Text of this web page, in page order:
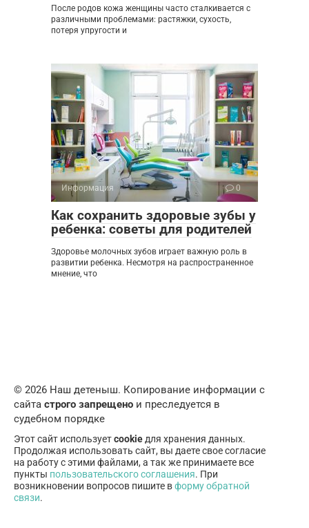
После родов кожа женщины часто сталкивается с
различными проблемами: растяжки, сухость,
потеря упругости и
Информация 0
Как сохранить здоровые зубы у
ребенка: советы для родителей
Здоровье молочных зубов играет важную роль в
развитии ребенка. Несмотря на распространенное
мнение, что
© 2026 Наш детеныш. Копирование информации с
сайта строго запрещено и преследуется в
судебном порядке
Этот сайт используетcookie для хранения данных.
Продолжая использовать сайт, вы даете свое согласие
на работу с этими файлами, а так же принимаете все
пункты пользовательского соглашения. При
возникновении вопросов пишите вформу обратной
связи.